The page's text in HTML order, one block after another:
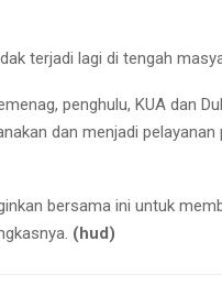
terjadi lagi di tengah
penghulu, KUA dan
dan menjadi
bersama ini untuk
(hud)